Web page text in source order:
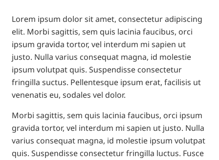
Lorem ipsum dolor sit amet, consectetur adipiscing
elit. Morbi sagittis, sem quis lacinia faucibus, orci
ipsum gravida tortor, vel interdum mi sapien ut
justo. Nulla varius consequat magna, id molestie
ipsum volutpat quis. Suspendisse consectetur
fringilla suctus. Pellentesque ipsum erat, facilisis ut
venenatis eu, sodales vel dolor.
Morbi sagittis, sem quis lacinia faucibus, orci ipsum
gravida tortor, vel interdum mi sapien ut justo. Nulla
varius consequat magna, id molestie ipsum volutpat
quis. Suspendisse consectetur fringilla luctus. Fusce